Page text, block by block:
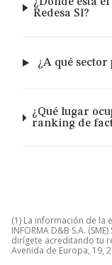
Redesa Sl?
¿A qué sector
¿Qué lugar
ranking de
(1) La información de la
INFORMA D&B S.A.
dirígete acreditando tu
Avenida de Europa, 19,